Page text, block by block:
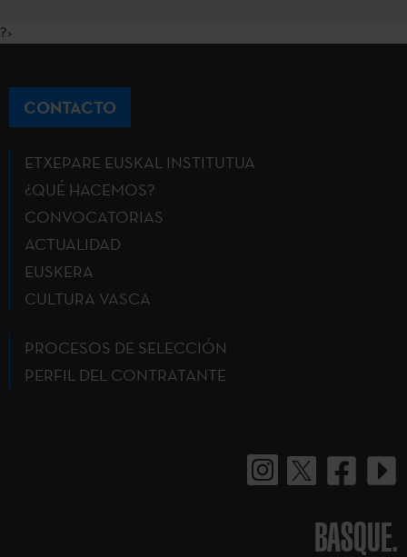
?>
CONTACTO
ETXEPARE EUSKAL INSTITUTUA
¿QUÉ HACEMOS?
CONVOCATORIAS
ACTUALIDAD
EUSKERA
CULTURA VASCA
PROCESOS DE SELECCIÓN
PERFIL DEL CONTRATANTE
BASQUE.